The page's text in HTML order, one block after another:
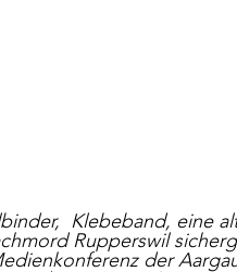
Klebeband, eine
Rupperswil
der